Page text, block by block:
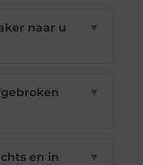
naar u
▼
▼
en in
▼